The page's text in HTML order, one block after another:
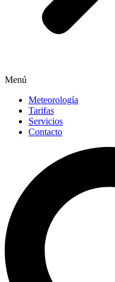
Menú
Meteorología
Tarifas
Servicios
Contacto